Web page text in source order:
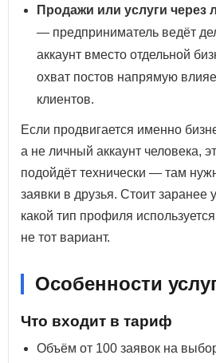
Продажи или услуги
— предприниматель ведёт
аккаунт вместо отдельной
охват постов напрямую
клиентов.
Если продвигается именно
а не личный аккаунт человека,
подойдёт технически — там
заявки в друзья. Стоит заранее
какой тип профиля
не тот вариант.
Особенности
Что входит в тариф
Объём от 100 заявок на